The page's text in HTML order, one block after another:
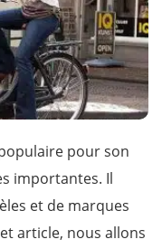
pour son
importantes. Il
et de marques
article, nous allons